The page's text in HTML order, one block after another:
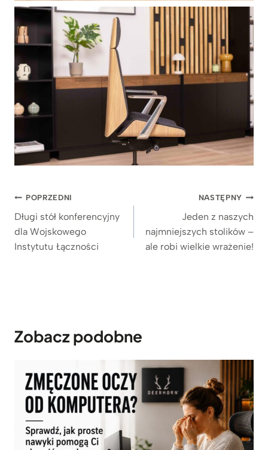
Nawigacja
wpisu
POPRZEDNI
Długi stół konferencyjny
dla Wojskowego
Instytutu Łączności
NASTĘPNY
Jeden z naszych
najmniejszych stolików –
ale robi wielkie wrażenie!
Zobacz podobne